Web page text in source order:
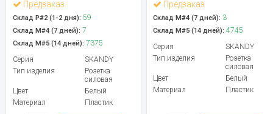
Предзаказ
Склад Р#2 (1-2 дня): 59
Склад М#4 (7 дней): 7
Склад М#5 (14 дней): 7375
Серия
SKANDY
Тип изделия
Розетка
силовая
Цвет
Белый
Материал
Пластик
Предзаказ
Склад М#4 (7 дней): 3
Склад М#5 (14 дней): 4745
Серия
SKANDY
Тип изделия
Розетка
силовая
Цвет
Белый
Материал
Пластик